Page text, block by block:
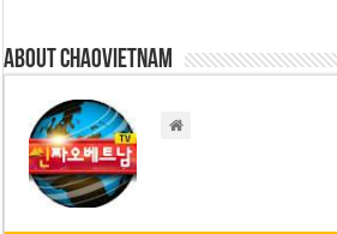
About chaovietnam